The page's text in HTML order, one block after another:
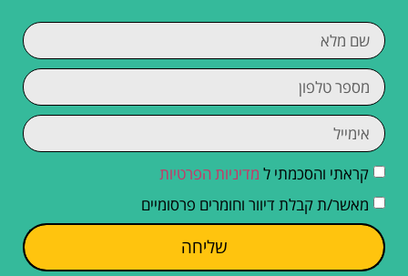
קראתי והסכמתי ל מדיניות הפרטיות
מאשר/ת קבלת דיוור וחומרים פרסומיים
שליחה